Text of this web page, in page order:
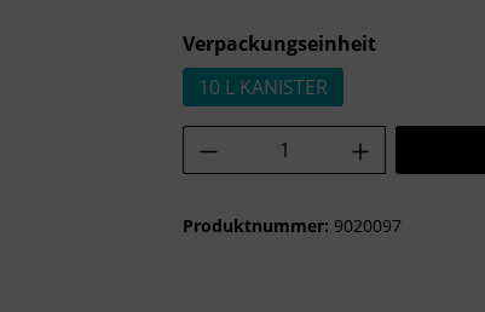
Verpackungseinheitauswählen
10 L KANISTER
Produkt Anzahl: Gib
Produktnummer: 9020097